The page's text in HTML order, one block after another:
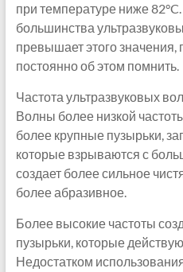
при температуре ниже
большинства
превышает этого
постоянно об этом помнить.
Частота ультразвуковых
Волны более низкой
более крупные пузырьки,
которые взрываются с
создает более сильное
более абразивное.
Более высокие частоты
пузырьки, которые
Недостатком